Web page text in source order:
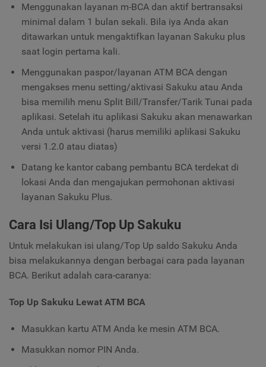
Menggunakan layanan m-BCA dan aktif bertransaksi
minimal dalam 1 bulan sekali. Bila iya Anda akan
ditawarkan untuk mengaktifkan layanan Sakuku plus
saat login pertama kali.
Menggunakan paspor/layanan ATM BCA dengan
mengakses menu setting/aktivasi Sakuku atau Anda
bisa memilih menu Split Bill/Transfer/Tarik Tunai pada
aplikasi. Setelah itu aplikasi Sakuku akan menawarkan
Anda untuk aktivasi (harus memiliki aplikasi Sakuku
versi 1.2.0 atau diatas)
Datang ke kantor cabang pembantu BCA terdekat di
lokasi Anda dan mengajukan permohonan aktivasi
layanan Sakuku Plus.
Cara Isi Ulang/Top Up Sakuku
Untuk melakukan isi ulang/Top Up saldo Sakuku Anda
bisa melakukannya dengan berbagai cara pada layanan
BCA. Berikut adalah cara-caranya:
Top Up Sakuku Lewat ATM BCA
Masukkan kartu ATM Anda ke mesin ATM BCA.
Masukkan nomor PIN Anda.